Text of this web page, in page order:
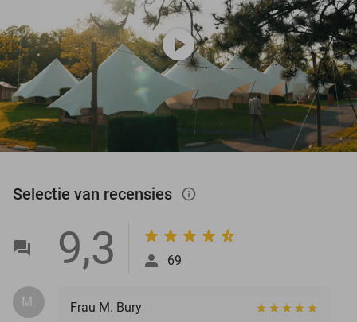
play_circle
Selectie van recensies info_outlined
9,3 69
M. Frau M. Bury